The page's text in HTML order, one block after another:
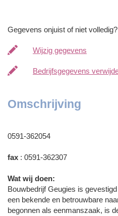
Gegevens onjuist of niet volledig?
Wijzig gegevens
Bedrijfsgegevens
Omschrijving
0591-362054
fax : 0591-362307
Wat wij doen:
Bouwbedrijf Geugies is
een bekende en betrouwbare
begonnen als eenmanszaak, is